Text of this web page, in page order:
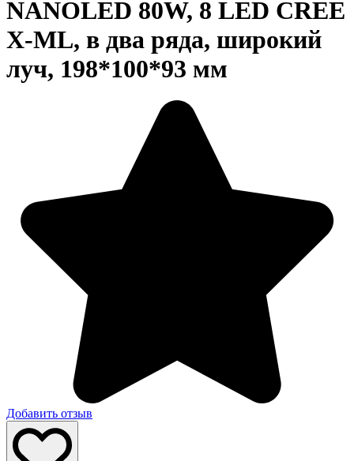
NANOLED 80W, 8 LED CREE
X-ML, в два ряда, широкий
луч, 198*100*93 мм
Добавить отзыв